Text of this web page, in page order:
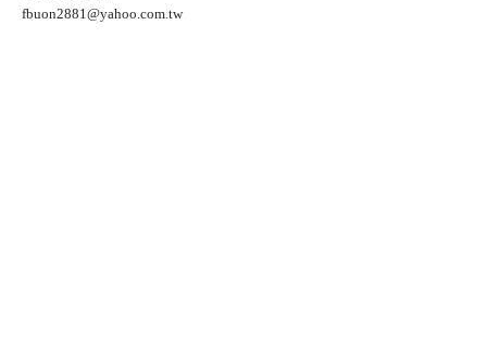
fbuon2881@yahoo.com.tw